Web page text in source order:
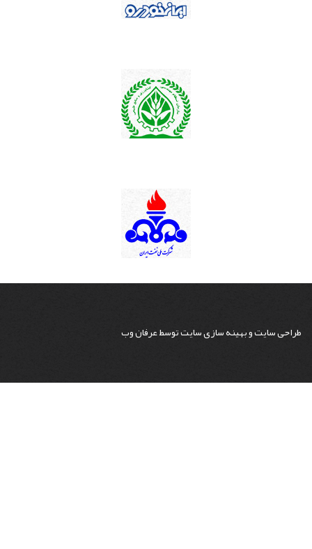
طراحی سایتوبهینه سازی سایتتوسطعرفان وب